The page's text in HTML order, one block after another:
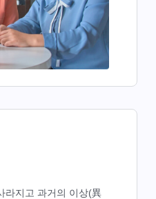
라지고 과거의 이상(異